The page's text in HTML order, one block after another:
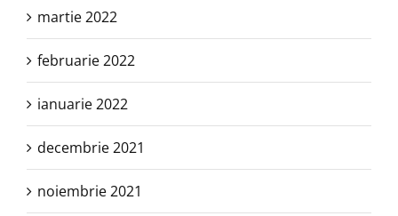
martie 2022
februarie 2022
ianuarie 2022
decembrie 2021
noiembrie 2021